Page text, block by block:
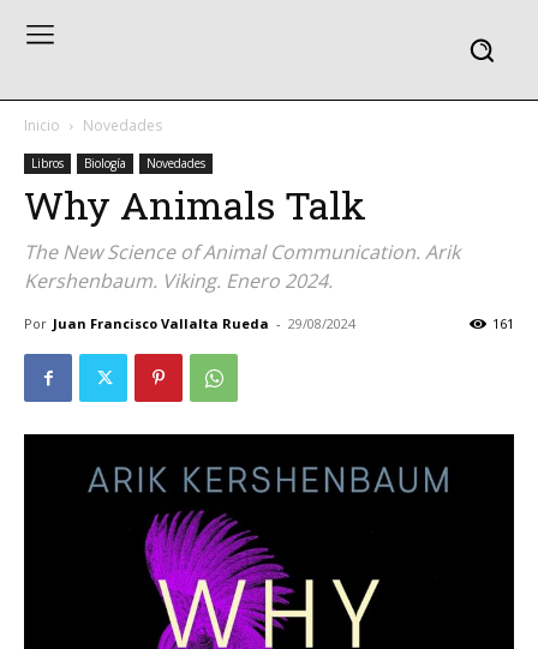
Inicio Novedades
Libros Biología Novedades
Why Animals Talk
The New Science of Animal Communication. Arik
Kershenbaum. Viking. Enero 2024.
Por Juan Francisco Vallalta Rueda - 29/08/2024 161